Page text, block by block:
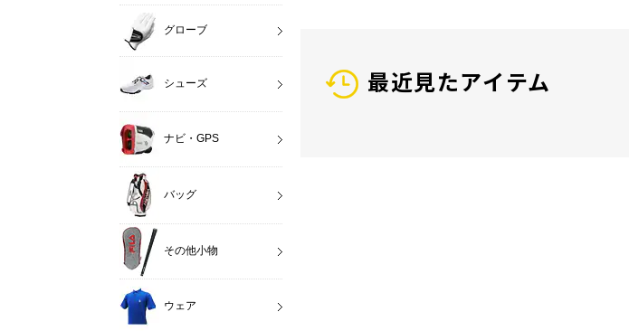
最近見たアイテム
グローブ
シューズ
ナビ・GPS
バッグ
その他小物
ウェア